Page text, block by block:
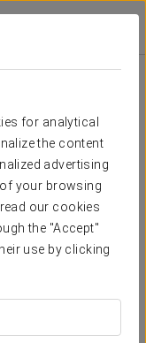
for analytical
the content
advertising
your browsing
our cookies
the "Accept"
use by clicking
и
и светлых
Они оснащены
письменным
WiFi и душем с
категории Junior
небольшие